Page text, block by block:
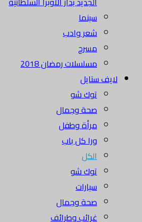
سينما
شعر وادب
مسرح
مسلسلات رمضان 2018
لايف ستايل
توك شو
صحة وجمال
مرأة وطفل
ورا كل باب
الكل
توك شو
سيارات
صحة وجمال
غرائب وطرائف